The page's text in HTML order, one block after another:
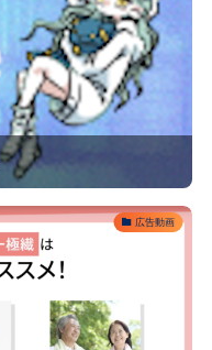
広告動画